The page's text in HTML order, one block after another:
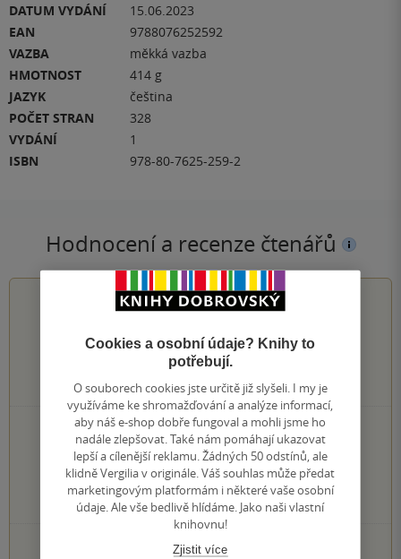
DATUM VYDÁNÍ
15.06.2023
EAN
9788076252592
VAZBA
měkká vazba
HMOTNOST
414 g
JAZYK
čeština
POČET STRAN
328
VYDÁNÍ
1
ISBN
978-80-7625-259-2
Hodnocení a recenze čtenářů
2.0z5
2hodnocení čtenářů
0×
5 hvězdiček
0×
4 hvězdičky
1×
3 hvězdičky
0×
2 hvězdičky
1×
1 hvezdička
PŘIDEJTE SVÉ HODNOCENÍ KNIHY
Cookies a osobní údaje? Knihy to
potřebují.
O souborech cookies jste určitě již slyšeli. I my je
využíváme ke shromažďování a analýze informací,
aby náš e-shop dobře fungoval a mohli jsme ho
nadále zlepšovat. Také nám pomáhají ukazovat
lepší a cílenější reklamu. Žádných 50 odstínů, ale
klidně Vergilia v originále. Váš souhlas může předat
marketingovým platformám i některé vaše osobní
údaje. Ale vše bedlivě hlídáme. Jako naši vlastní
knihovnu!
Zjistit více